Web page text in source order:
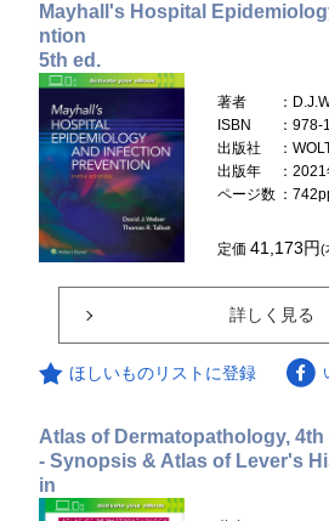
Mayhall's Hospital
ntion
5th ed.
著者
：
ISBN
：
出版社
：
出版年
：
ページ数 ：
定価41,173円(
詳しく見る
ほしいものリストに登録
Atlas of Dermatopathology, 4th
- Synopsis & Atlas of Lever's
in